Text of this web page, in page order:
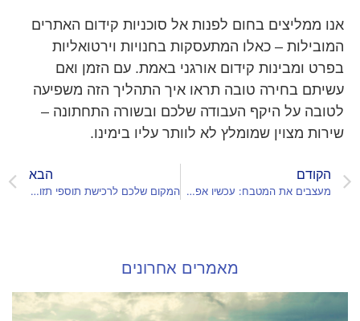
אנו ממליצים בחום לפנות אל סוכניות קידום האתרים
המובילות – כאלו המתעסקות בחנויות וירטואליות
בפרט ומבינות קידום אורגני באמת. עם הזמן ואם
עשיתם בחירה טובה תראו איך התהליך הזה משפיעה
לטובה על היקף העבודה שלכם ובשורה התחתונה –
שירות מצוין שמומלץ לא לוותר עליו בימינו.
הקודם
מעצבים את המטבח: עכשיו אפשר להשיג תמונות יפהפיות באינטרנט
הבא
המקום שלכם לרכישת תוספי תזונה – הכירו את אתר טבע בריא
מאמרים אחרונים